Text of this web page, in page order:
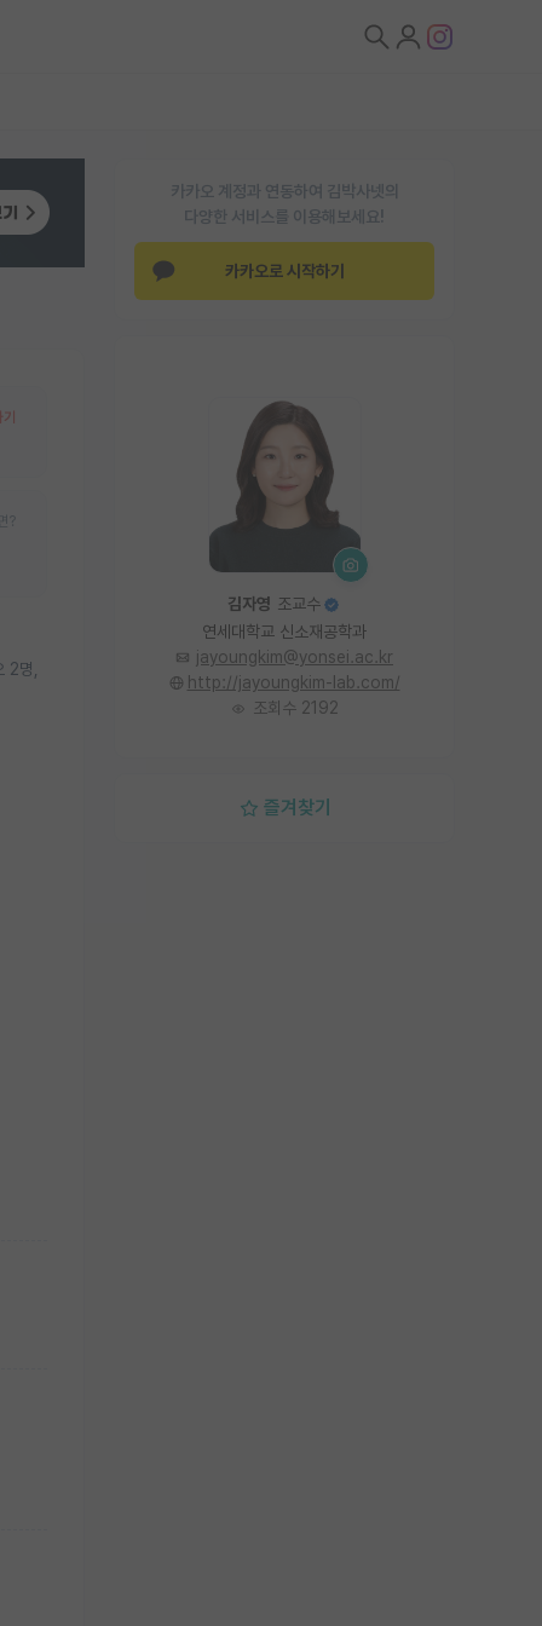
?
2명,
카카오 계정과 연동하여 김박사넷의
다양한 서비스를 이용해보세요!
카카오로 시작하기
김자영 조교수
연세대학교 신소재공학과
jayoungkim@yonsei.ac.kr
http://jayoungkim-lab.com/
조회수 2192
즐겨찾기